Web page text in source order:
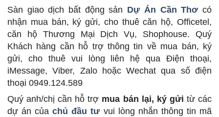
Sàn giao dịch bất động sản Dự Án Cần Thơ có
nhận mua bán, ký gửi, cho thuê căn hộ, Officetel,
căn hộ Thương Mại Dịch Vụ, Shophouse. Quý
Khách hàng cần hỗ trợ thông tin về mua bán, ký
gửi, cho thuê vui lòng liên hệ qua Điện thoại,
iMessage, Viber, Zalo hoặc Wechat qua số điện
thoại 0949.124.589
Quý anh/chị cần hỗ trợ mua bán lại, ký gửi từ các
dự án củachủ đầu tư vui lòng nhắn thông tin mã